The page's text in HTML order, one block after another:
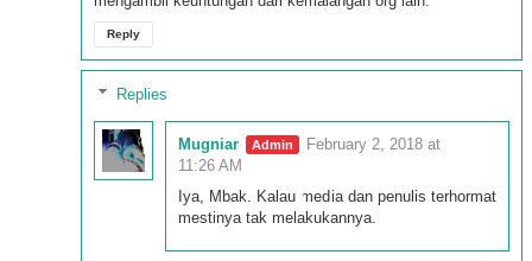
Reply
Replies
Mugniar
February 2, 2018 at
11:26 AM
Iya, Mbak. Kalau media dan penulis terhormat
mestinya tak melakukannya.